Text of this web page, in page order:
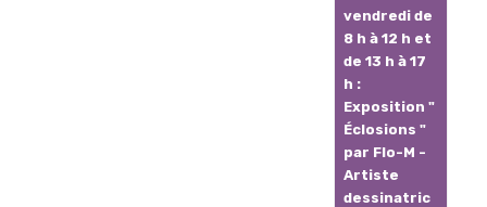
vendredi de
8 h à 12 h et
de 13 h à 17
h :
Exposition "
Éclosions "
par Flo-M -
Artiste
dessinatric